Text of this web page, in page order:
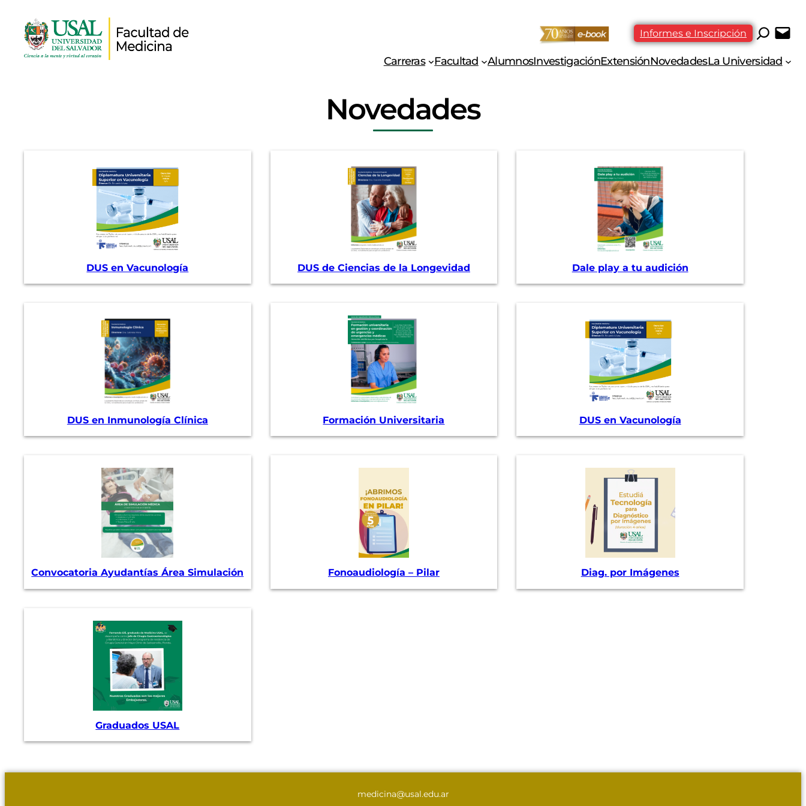
Informes e Inscripción
Carreras Facultad AlumnosInvestigaciónExtensiónNovedadesLa Universidad
Novedades
DUS en Vacunología DUS de Ciencias de la Longevidad Dale play a tu audición
DUS en Inmunología Clínica Formación Universitaria DUS en Vacunología
Convocatoria Ayudantías Área Simulación Fonoaudiología – Pilar Diag. por Imágenes
Graduados USAL
medicina@usal.edu.ar